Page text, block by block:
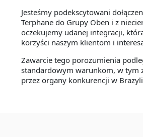
Jesteśmy podekscytowani
Terphane do Grupy Oben i z
oczekujemy udanej integracji,
korzyści naszym klientom i
Zawarcie tego porozumienia
standardowym warunkom, w tym
przez organy konkurencji w